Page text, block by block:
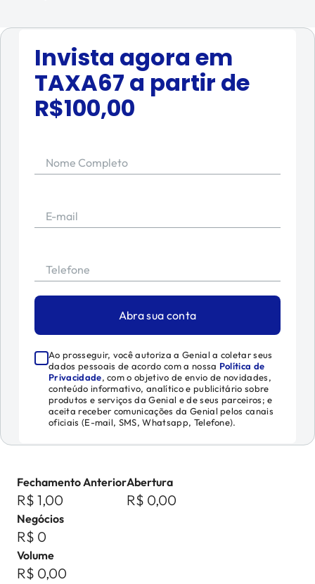
Invista agora em
TAXA67 a partir de
R$100,00
Nome Completo
E-mail
Telefone
Abra sua conta
Ao prosseguir, você autoriza a Genial a coletar seus
dados pessoais de acordo com a nossa Política de
Privacidade, com o objetivo de envio de novidades,
conteúdo informativo, analítico e publicitário sobre
produtos e serviços da Genial e de seus parceiros; e
aceita receber comunicações da Genial pelos canais
oficiais (E-mail, SMS, Whatsapp, Telefone).
Fechamento Anterior
R$ 1,00
Abertura
R$ 0,00
Negócios
R$ 0
Volume
R$ 0,00